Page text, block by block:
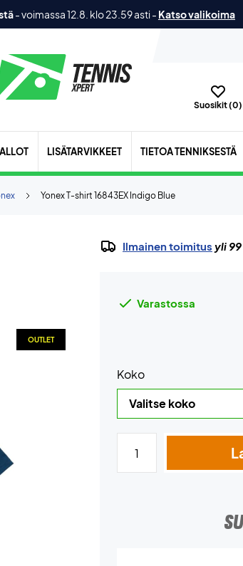
-voimassa 12.8. klo 23.59 asti- Katso valikoima
Suosikit (0)
LISÄTARVIKKEET TIETOA TENNIKSESTÄ
Yonex T-shirt 16843EX Indigo Blue
OUTLET
Ilmainen toimitus yli
Varastossa
Koko